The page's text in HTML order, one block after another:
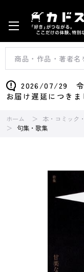
2026/07/29 令
お届け遅延につきま
ホーム 本・コミック
句集・歌集